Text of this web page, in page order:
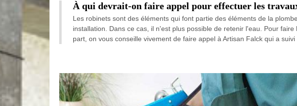
À qui devrait-on faire appel pour effectuer les
Les robinets sont des éléments qui font partie des éléments de la
installation. Dans ce cas, il n'est plus possible de retenir l'eau. Pour
part, on vous conseille vivement de faire appel à Artisan Falck qui a